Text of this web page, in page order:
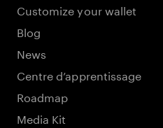
Customize your wallet
Blog
News
Centre d’apprentissage
Roadmap
Media Kit